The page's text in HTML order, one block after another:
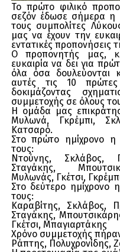
Το πρώτο φιλικό
σεζόν έδωσε σήμερα η
τους συμπολίτες
μας να έχουν την
εντατικές προπονήσεις
Ο προπονητής μας,
ευκαιρία να δει για
όλα όσα δουλεύονται
αυτές τις 10
δοκιμάζοντας
συμμετοχής σε όλους
Η ομάδα μας
Μυλωνά, Γκρέμπι,
Κατσαρό.
Στο πρώτο ημίχρονο
τους:
Ντούνης, Σκλάβος,
Σταγάκης,
Μυλωνάς, Γκέτσι,
Στο δεύτερο
τους:
Καραβίτης, Σκλάβος,
Σταγάκης,
Γκέτσι, Μπαγιαρτάκης
Χρόνο συμμετοχής
Ράπτης, Πολυχρονίδης,